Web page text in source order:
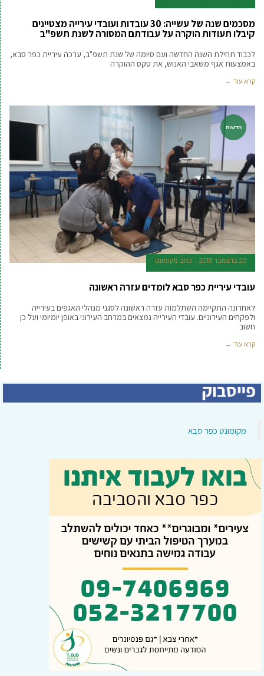
מסכמים שנה של עשייה: 30 עובדות ועובדי עירייה מצטיינים
קיבלו תעודות הוקרה על עבודתם המסורה לשנת תשפ"ב
לכבוד תחילת השנה החדשה ועם סיומה של שנת תשפ"ב, ערכה עיריית כפר סבא,
באמצעות אגף משאבי האנוש, את טקס ההוקרה
קרא עוד ←
חדשות
20 בדצמבר 2018 כתב מקומונט
עובדי עיריית כפר סבא לומדים עזרה ראשונה
לאחרונה התקיימה השתלמות עזרה ראשונה לסגני מנהלי האגפים בעירייה
ולפקחים העירוניים. עובדי העירייה נמצאים במרחב העירוני באופן יומיומי ועל כן
חשוב
קרא עוד ←